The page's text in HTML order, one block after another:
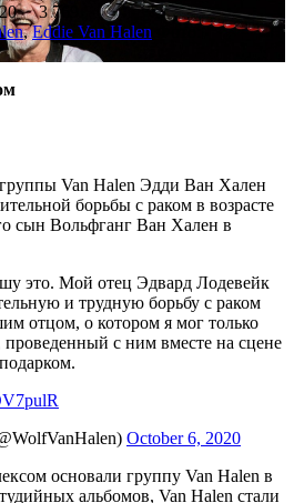
3 769
,Eddie Van Halen
группы Van Halen Эдди Ван Хален
борьбы с раком в возрасте
сын Вольфганг Ван Хален в
это. Мой отец Эдвард Лодевейк
и трудную борьбу с раком
отцом, о котором я мог только
с ним вместе на сцене
October 6, 2020
основали группу Van Halen в
альбомов, Van Halen стали